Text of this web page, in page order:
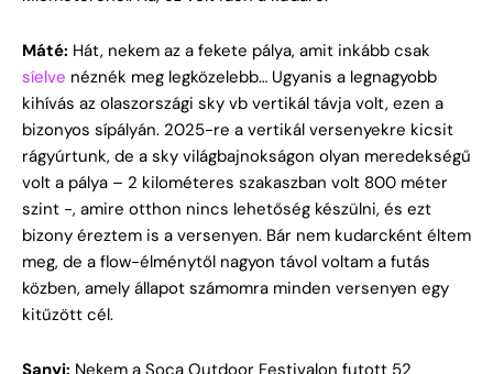
Máté: Hát, nekem az a fekete pálya, amit inkább csak
síelve néznék meg legközelebb… Ugyanis a legnagyobb
kihívás az olaszországi sky vb vertikál távja volt, ezen a
bizonyos sípályán. 2025-re a vertikál versenyekre kicsit
rágyúrtunk, de a sky világbajnokságon olyan meredekségű
volt a pálya – 2 kilométeres szakaszban volt 800 méter
szint -, amire otthon nincs lehetőség készülni, és ezt
bizony éreztem is a versenyen. Bár nem kudarcként éltem
meg, de a flow-élménytől nagyon távol voltam a futás
közben, amely állapot számomra minden versenyen egy
kitűzött cél.
Sanyi: Nekem a Soca Outdoor Festivalon futott 52